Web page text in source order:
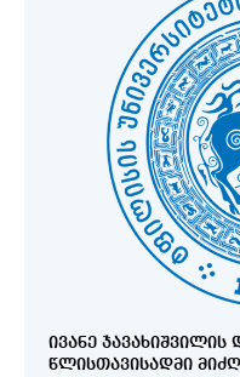
ᲘᲕᲐᲜᲔ ᲯᲐᲕᲐᲮᲘᲨᲕᲘᲚᲘᲡ
ᲬᲚᲘᲡᲗᲐᲕᲘᲡᲐᲓᲛᲘ